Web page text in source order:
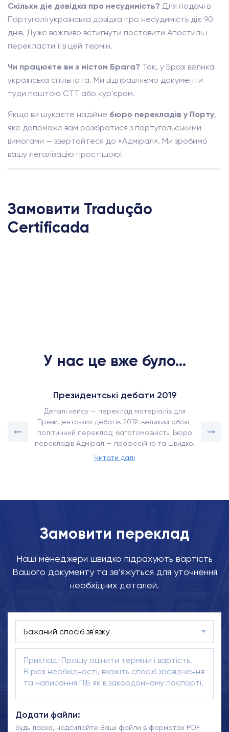
Скільки діє довідка про несудимість? Для подачі в
Португалії українська довідка про несудимість діє 90
днів. Дуже важливо встигнути поставити Апостиль і
перекласти її в цей термін.
Чи працюєте ви з містом Брага? Так, у Бразі велика
українська спільнота. Ми відправляємо документи
туди поштою CTT або кур'єром.
Якщо ви шукаєте надійне бюро перекладів у Порту,
яке допоможе вам розібратися з португальськими
вимогами — звертайтеся до «Адмірал». Ми зробимо
вашу легалізацію простішою!
Замовити Tradução
Certificada
У нас це вже було...
Президентські дебати 2019
Деталі кейсу — переклад матеріалів для
Президентських дебатів 2019: великий обсяг,
політичний переклад, багатомовність. Бюро
перекладів Адмірал — професійно та швидко.
Читати далі
Замовити переклад
Наші менеджери швидко підрахують вартість
Вашого документу та зв’яжуться для уточнення
необхідних деталей.
Додати файли:
Будь ласка, надсилайте Ваші файли в форматах PDF